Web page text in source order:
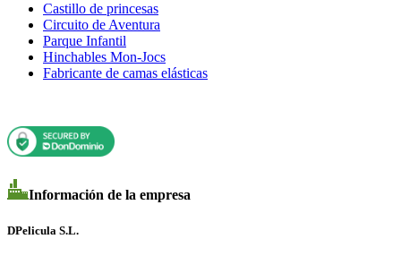
Castillo de princesas
Circuito de Aventura
Parque Infantil
Hinchables Mon-Jocs
Fabricante de camas elásticas
Información de la empresa
DPelicula S.L.